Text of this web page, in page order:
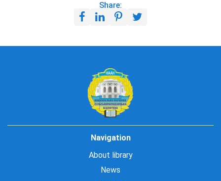
Share:
Navigation
About library
News